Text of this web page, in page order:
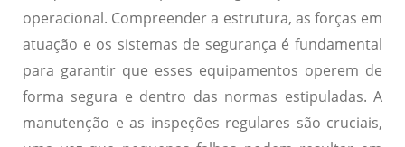
operacional. Compreender a estrutura, as forças em
atuação e os sistemas de segurança é fundamental
para garantir que esses equipamentos operem de
forma segura e dentro das normas estipuladas. A
manutenção e as inspeções regulares são cruciais,